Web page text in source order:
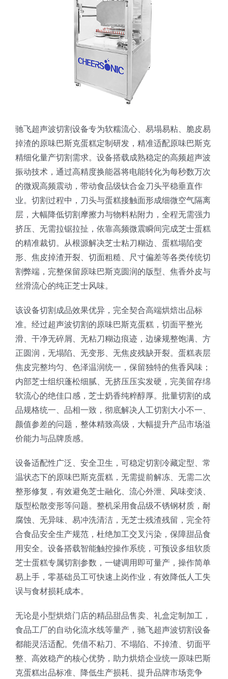
驰飞超声波切割设备专为软糯流心、易塌易粘、脆皮易
掉渣的原味巴斯克蛋糕定制研发，精准适配原味巴斯克
精细化量产切割需求。设备搭载成熟稳定的高频超声波
振动技术，通过高精度换能器将电能转化为每秒数万次
的微观高频震动，带动食品级钛合金刀头平稳垂直作
业。切割过程中，刀头与蛋糕接触面形成细微空气隔离
层，大幅降低切割摩擦力与物料粘附力，全程无需强力
挤压、无需拉锯拉扯，依靠高频微震瞬间完成芝士蛋糕
的精准裁切。从根源解决芝士粘刀糊边、蛋糕塌陷变
形、焦皮掉渣开裂、切面粗糙、尺寸偏差等各类传统切
割弊端，完整保留原味巴斯克圆润的版型、焦香外皮与
丝滑流心的纯正芝士风味。
该设备切割成品效果优异，完全契合高端烘焙出品标
准。经过超声波切割的原味巴斯克蛋糕，切面平整光
滑、干净无碎屑、无粘刀糊边痕迹，边缘规整饱满、方
正圆润，无塌陷、无变形、无焦皮残缺开裂。蛋糕表层
焦皮完整均匀、色泽温润统一，保留独特的焦香风味；
内部芝士组织蓬松细腻、无挤压压实发硬，完美留存绵
软流心的绝佳口感，芝士奶香纯粹醇厚。批量切割的成
品规格统一、品相一致，彻底解决人工切割大小不一、
颜值参差的问题，整体精致高级，大幅提升产品市场溢
价能力与品牌质感。
设备适配性广泛、安全卫生，可稳定切割冷藏定型、常
温状态下的原味巴斯克蛋糕，无需提前解冻、无需二次
整形修复，有效避免芝士融化、流心外泄、风味变淡、
版型松散变形等问题。整机采用食品级不锈钢材质，耐
腐蚀、无异味、易冲洗清洁，无芝士残渣残留，完全符
合食品安全生产规范，杜绝加工交叉污染，保障甜品食
用安全。设备搭载智能触控操作系统，可预设多组软质
芝士蛋糕专属切割参数，一键调用即可量产，操作简单
易上手，零基础员工可快速上岗作业，有效降低人工失
误与食材损耗成本。
无论是小型烘焙门店的精品甜品售卖、礼盒定制加工，
食品工厂的自动化流水线等量产，驰飞超声波切割设备
都能灵活适配。凭借不粘刀、不塌陷、不掉渣、切面平
整、高效稳产的核心优势，助力烘焙企业统一原味巴斯
克蛋糕出品标准、降低生产损耗、提升品牌市场竞争